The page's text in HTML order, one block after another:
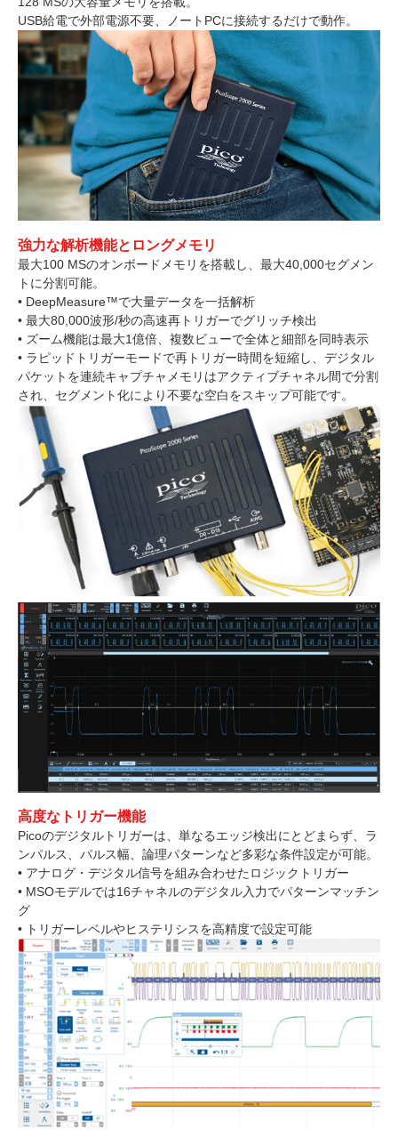
USB給電で外部電源不要、ノートPCに接続するだけで動作。
強力な解析機能とロングメモリ
最大100 MSのオンボードメモリを搭載し、最大40,000セグメン
トに分割可能。
• DeepMeasure™で大量データを一括解析
• 最大80,000波形/秒の高速再トリガーでグリッチ検出
• ズーム機能は最大1億倍、複数ビューで全体と細部を同時表示
• ラピッドトリガーモードで再トリガー時間を短縮し、デジタル
パケットを連続キャプチャメモリはアクティブチャネル間で分割
され、セグメント化により不要な空白をスキップ可能です。
高度なトリガー機能
Picoのデジタルトリガーは、単なるエッジ検出にとどまらず、ラ
ンパルス、パルス幅、論理パターンなど多彩な条件設定が可能。
• アナログ・デジタル信号を組み合わせたロジックトリガー
• MSOモデルでは16チャネルのデジタル入力でパターンマッチン
グ
• トリガーレベルやヒステリシスを高精度で設定可能